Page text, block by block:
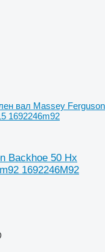
вал Massey Ferguson
1692246m92
Backhoe 50 Hx
1692246M92